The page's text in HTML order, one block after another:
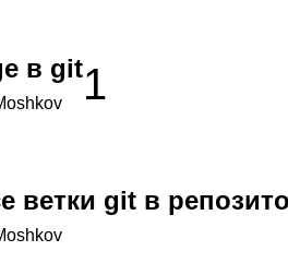
в git1
ветки git в